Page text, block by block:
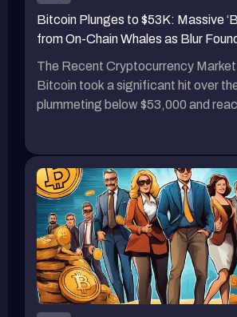
能從中獲益，這值得持續關注。瑞
Standard Custody的收購後，加強
和RWA業務的支持。與此同時，
行官對瑞波首席執行官散播關於
進行了批評，並暗示瑞波深陷官司
垂涎穩定幣市場。此外，預計到年
測，ETF與比特幣減半將帶來重大
来的新低，目前稍有回升至 2,276
时上涨 2%。 […]
Bitcoin Plunges to $53K: Massive
from On-Chain Whales as Blur
Market Downturn
The Recent Cryptocurrency
Bitcoin took a significant hit over
plummeting below $53,000 and
started selling off their holdings to
declared the arrival of a bear